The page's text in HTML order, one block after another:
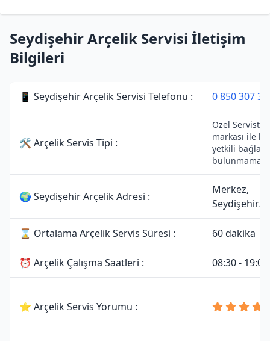
Seydişehir Arçelik Servisi İletişim
Bilgileri
📱 Seydişehir Arçelik Servisi Telefonu : 0 850 307
🛠 Arçelik Servis Tipi :
Özel
markası ile
yetkili
🌍 Seydişehir Arçelik Adresi :
Merkez,
Seydişehir/
⌛ Ortalama Arçelik Servis Süresi : 60 dakika
⏰ Arçelik Çalışma Saatleri : 08:30 - 19:00
⭐ Arçelik Servis Yorumu :